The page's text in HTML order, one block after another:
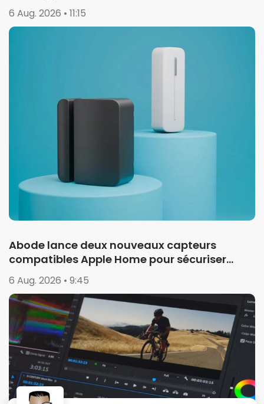
6 Aug. 2026 • 11:15
Abode lance deux nouveaux capteurs
compatibles Apple Home pour sécuriser
garages et portails
6 Aug. 2026 • 9:45